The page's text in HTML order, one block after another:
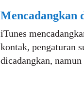
Mencadangkan
iTunes
kontak, pengaturan
dicadangkan,